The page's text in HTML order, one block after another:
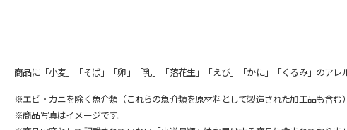
商品に「小麦」「そば」「卵」「乳」「落花生」「えび」「かに」「くるみ」のアレ
※エビ・カニを除く魚介類（これらの魚介類を原材料として製造された加工品も含
※商品写真はイメージです。